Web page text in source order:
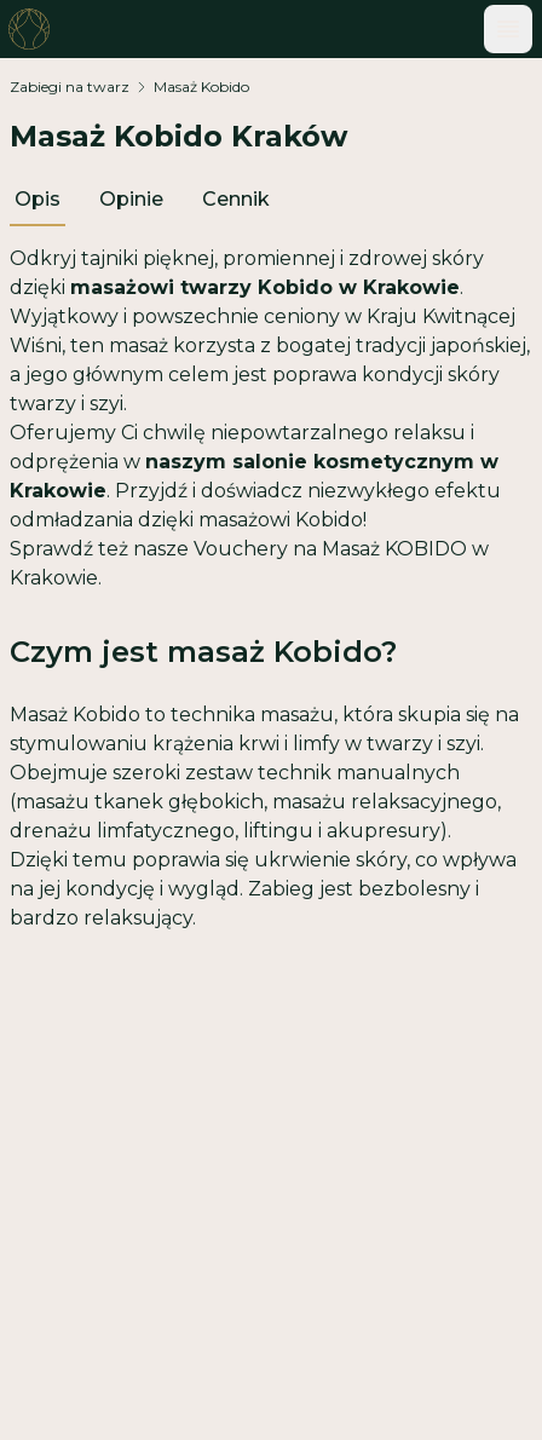
Zabiegi na twarz Masaż Kobido
Masaż Kobido Kraków
Opis Opinie Cennik
Odkryj tajniki pięknej, promiennej i zdrowej skóry
dzięki masażowi twarzy Kobido w Krakowie.
Wyjątkowy i powszechnie ceniony w Kraju Kwitnącej
Wiśni, ten masaż korzysta z bogatej tradycji japońskiej,
a jego głównym celem jest poprawa kondycji skóry
twarzy i szyi.
Oferujemy Ci chwilę niepowtarzalnego relaksu i
odprężenia w naszym salonie kosmetycznym w
Krakowie. Przyjdź i doświadcz niezwykłego efektu
odmładzania dzięki masażowi Kobido!
Sprawdź też nasze Vouchery na Masaż KOBIDO w
Krakowie.
Czym jest masaż Kobido?
Masaż Kobido to technika masażu, która skupia się na
stymulowaniu krążenia krwi i limfy w twarzy i szyi.
Obejmuje szeroki zestaw technik manualnych
(masażu tkanek głębokich, masażu relaksacyjnego,
drenażu limfatycznego, liftingu i akupresury).
Dzięki temu poprawia się ukrwienie skóry, co wpływa
na jej kondycję i wygląd. Zabieg jest bezbolesny i
bardzo relaksujący.